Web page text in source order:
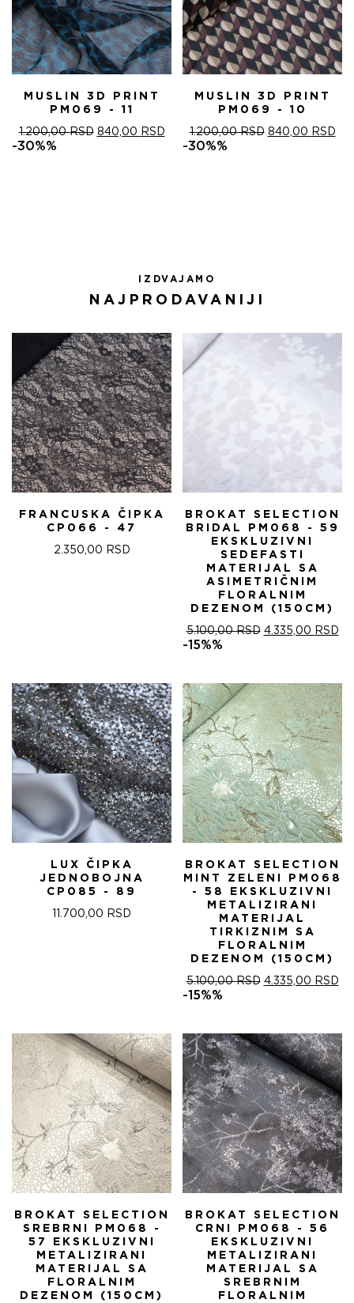
MUSLIN 3D PRINT
PM069 - 11
1.200,00RSD ОРИГИНАЛНА
840,00 RSDТРЕНУТНА
ЦЕНА
-30%%
MUSLIN 3D PRINT
PM069 - 10
1.200,00RSD ОРИГИНАЛНА
840,00 RSD
-30%%
IZDVAJAMO
NAJPRODAVANIJI
FRANCUSKA ČIPKA
CP066 - 47
2.350,00 RSD
BROKAT SELECTION
BRIDAL PM068 - 59
EKSKLUZIVNI
SEDEFASTI
MATERIJAL SA
ASIMETRIČNIM
FLORALNIM
DEZENOM (150CM)
5.100,00RSD ОРИГИНАЛНА
5.100,00 RSD.
4.335,00 RSD
-15%%
LUX ČIPKA
JEDNOBOJNA
CP085 - 89
11.700,00 RSD
BROKAT SELECTION
MINT ZELENI PM068
- 58 EKSKLUZIVNI
METALIZIRANI
MATERIJAL
TIRKIZNIM SA
FLORALNIM
DEZENOM (150CM)
5.100,00RSD ОРИГИНАЛНА
5.100,00 RSD.
4.335,00 RSD
-15%%
BROKAT SELECTION
SREBRNI PM068 -
57 EKSKLUZIVNI
METALIZIRANI
MATERIJAL SA
FLORALNIM
DEZENOM (150CM)
BROKAT SELECTION
CRNI PM068 - 56
EKSKLUZIVNI
METALIZIRANI
MATERIJAL SA
SREBRNIM
FLORALNIM